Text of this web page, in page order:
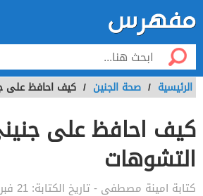
الرئيسية / صحة الجنين / كيف احافظ على
كيف احافظ على
التشوهات
كتابة امينة مصطفى - تاريخ الكتابة: 21 فبراير, 2020 11:23